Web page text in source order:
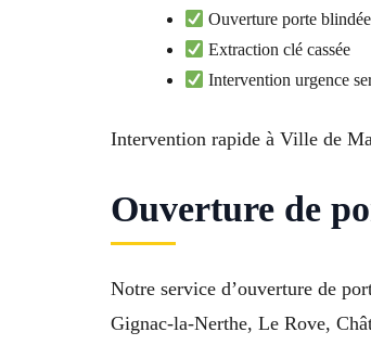
Ouverture porte blindée
Extraction clé cassée
Intervention urgence
Intervention rapide à Ville de
Ouverture de
Notre service d’ouverture de
Gignac-la-Nerthe, Le Rove,